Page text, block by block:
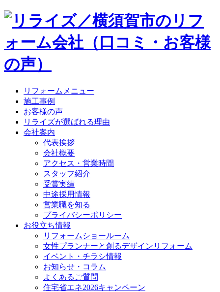
リフォームメニュー
施工事例
お客様の声
リライズが選ばれる理由
会社案内
代表挨拶
会社概要
アクセス・営業時間
スタッフ紹介
受賞実績
中途採用情報
営業職を知る
プライバシーポリシー
お役立ち情報
リフォームショールーム
女性プランナーと創るデザインリフォーム
イベント・チラシ情報
お知らせ・コラム
よくあるご質問
住宅省エネ2026キャンペーン